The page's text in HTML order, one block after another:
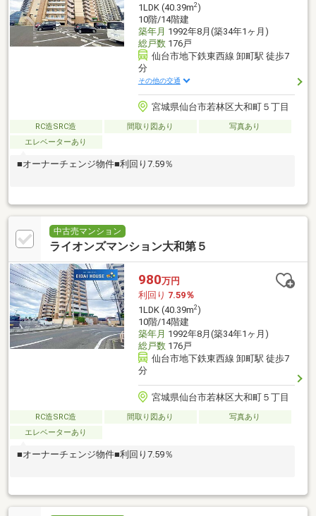
1LDK (40.39m2)
10階/14階建
築年月 1992年8月(築34年1ヶ月)
総戸数176戸
仙台市地下鉄東西線 卸町駅 徒歩7
分
その他の交通
宮城県仙台市若林区大和町５丁目
RC造SRC造 間取り図あり
写真あり
エレベーターあり
■オーナーチェンジ物件■利回り7.59％
中古売マンション
ライオンズマンション大和第５
980万円
利回り 7.59％
1LDK (40.39m2)
10階/14階建
築年月 1992年8月(築34年1ヶ月)
総戸数176戸
仙台市地下鉄東西線 卸町駅 徒歩7
分
宮城県仙台市若林区大和町５丁目
RC造SRC造 間取り図あり
写真あり
エレベーターあり
■オーナーチェンジ物件■利回り7.59％